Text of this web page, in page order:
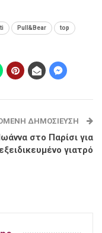
Pull&Bear top
ΔΗΜΟΣΊΕΥΣΗ
στο Παρίσι για
εξειδικευμένο γιατρό